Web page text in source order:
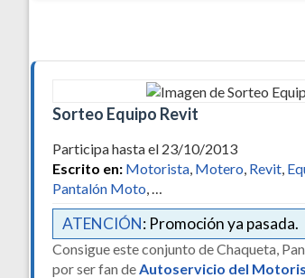
Sorteo Equipo Revit
Participa hasta el 23/10/2013
Escrito en: Motorista, Motero, Revit,
Pantalón Moto, …
ATENCIÓN: Promoción ya pasada.
Consigue este conjunto de Chaqueta,
por ser fan deAutoservicio del